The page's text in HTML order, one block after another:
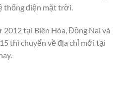
thống điện mặt trời.
tại Biên Hòa, Đồng Nai và
thì chuyển về địa chỉ mới tại